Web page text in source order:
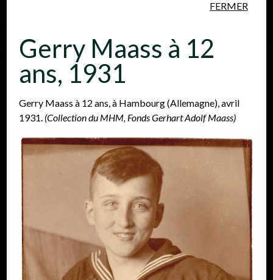
Personnes Lieux Événements
Gerry Maass à 12
ans, 1931
FERMER
Gerry Maass à 12 ans, à Hambourg (Allemagne), avril
1931. (Collection du MHM, Fonds Gerhart Adolf Maass)